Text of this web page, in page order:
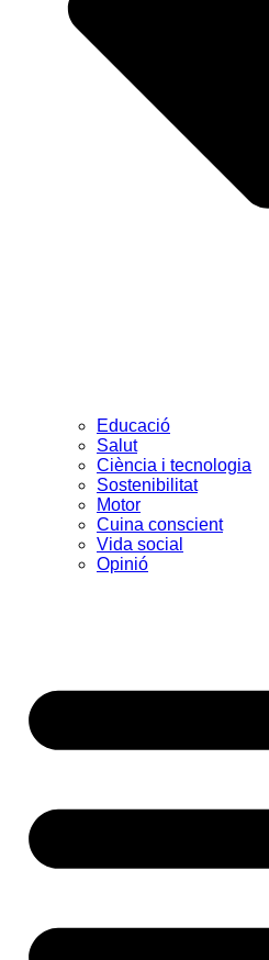
Educació
Salut
Ciència i tecnologia
Sostenibilitat
Motor
Cuina conscient
Vida social
Opinió